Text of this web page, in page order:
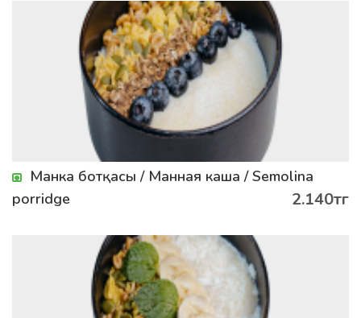
Манка ботқасы / Манная каша / Semolina
porridge
2.140тг